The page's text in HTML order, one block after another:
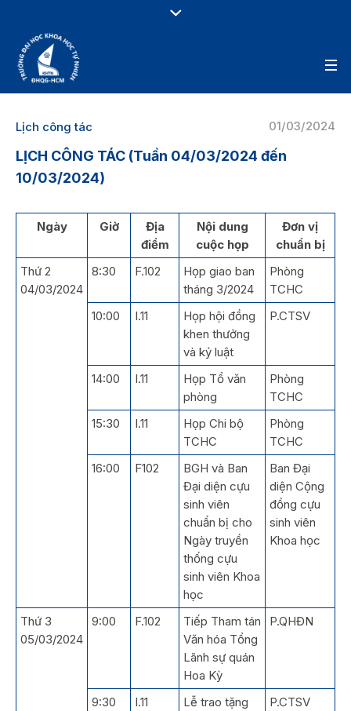
01/03/2024
Lịch công tác
LỊCH CÔNG TÁC (Tuần 04/03/2024 đến
10/03/2024)
Ngày Giờ
Địa
điểm
Nội dung
cuộc họp
Đơn vị
chuẩn bị
Thứ 2
04/03/2024
8:30 F.102
Họp giao ban
tháng 3/2024
Phòng
TCHC
10:00
I.11
Họp hội đồng
khen thưởng
và kỷ luật
P.CTSV
14:00 I.11
Họp Tổ văn
phòng
Phòng
TCHC
15:30
I.11
Họp Chi bộ
TCHC
Phòng
TCHC
16:00
F102
BGH và Ban
Đại diện cựu
sinh viên
chuẩn bị cho
Ngày truyền
thống cựu
sinh viên Khoa
học
Ban Đại
diện Cộng
đồng cựu
sinh viên
Khoa học
Thứ 3
05/03/2024
9:00 F.102
Tiếp Tham tán
Văn hóa Tổng
Lãnh sự quán
Hoa Kỳ
P.QHĐN
9:30 I.11
Lễ trao tặng
P.CTSV